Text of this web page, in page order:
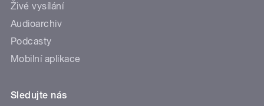
Živé vysílání
Audioarchiv
Podcasty
Mobilní aplikace
Sledujte nás